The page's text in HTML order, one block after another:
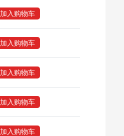
加入购物车
加入购物车
加入购物车
加入购物车
加入购物车